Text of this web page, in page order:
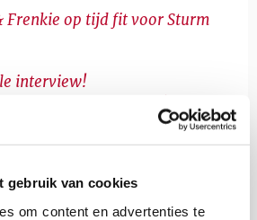
gebruik van cookies
om content en advertenties te
Frenkie op tijd fit voor Sturm
interview!
De Redactie